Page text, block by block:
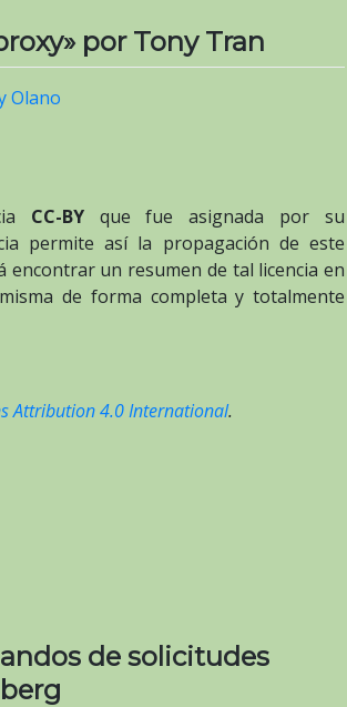
por Tony Tran
Olano
CC-BYque fue asignada por su
permite así la propagación de este
encontrar un resumen de tal licencia en
de forma completa y totalmente
Attribution 4.0 International.
de solicitudes